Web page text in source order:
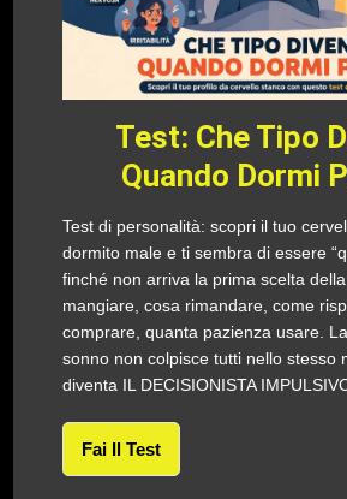
Test: Che Tipo
Quando Dormi
Test di personalità: scopri il tuo
dormito male e ti sembra di essere
finché non arriva la prima scelta
mangiare, cosa rimandare, come
comprare, quanta pazienza usare.
sonno non colpisce tutti nello stesso
diventa IL DECISIONISTA
Fai Il Test